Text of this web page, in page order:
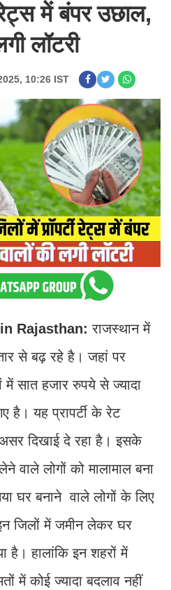
रेट्स में बंपर उछाल,
लॉटरी
10:26 IST
Rajasthan:राजस्थान में
से बढ़ रहे है। जहां पर
में सात हजार रुपये से ज्यादा
है। यह प्रापर्टी के रेट
दिखाई दे रहा है। इसके
वाले लोगों को मालामाल बना
घर बनाने वाले लोगों के लिए
जिलों में जमीन लेकर घर
है। हालांकि इन शहरों में
में कोई ज्यादा बदलाव नहीं